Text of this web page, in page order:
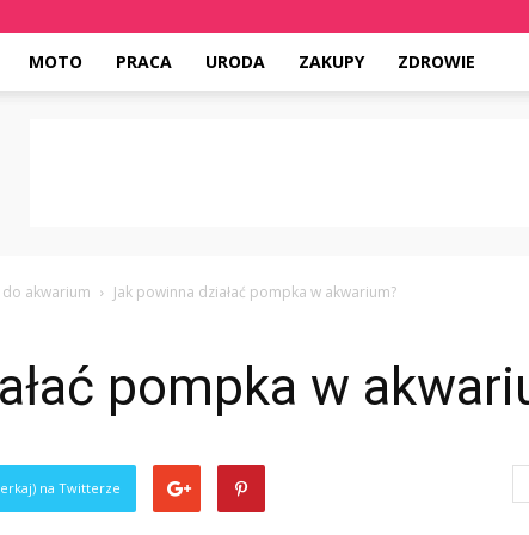
MOTO PRACA URODA ZAKUPY ZDROWIE
akwarium Jak powinna działać pompka w akwarium?
pompka w
na Twitterze